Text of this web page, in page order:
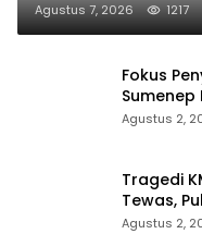
Agustus 7, 2026 1217
Fokus
Sumenep
Agustus 2,
Tragedi
Tewas,
Pencarian
Agustus 2,